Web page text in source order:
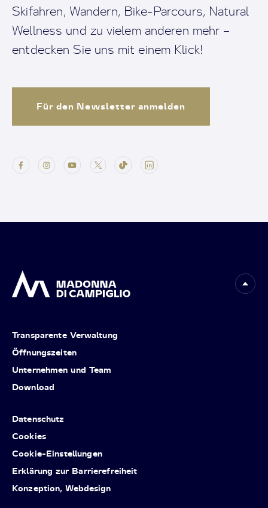
Skifahren, Wandern, Bike-Parcours, Natural
Wellness und zu vielem anderen mehr –
entdecken Sie uns mit einem Klick!
Für den Newsletter anmelden
Transparente Verwaltung
Öffnungszeiten
Unternehmen und Team
Download
Datenschutz
Cookies
Cookie-Einstellungen
Erklärung zur Barrierefreiheit
Konzeption, Webdesign